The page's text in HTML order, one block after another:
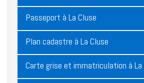
Passeport à La Cluse
Plan cadastre à La Cluse
Carte grise et immatriculation à La